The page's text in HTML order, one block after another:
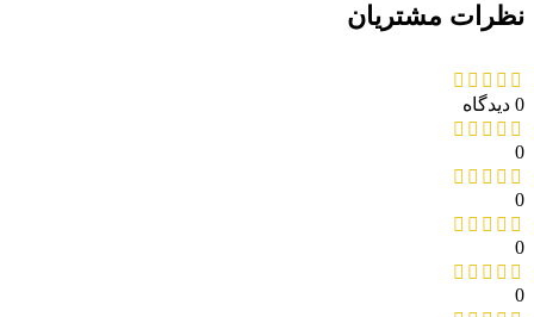
نظرات مشتریان
0 دیدگاه
0
0
0
0